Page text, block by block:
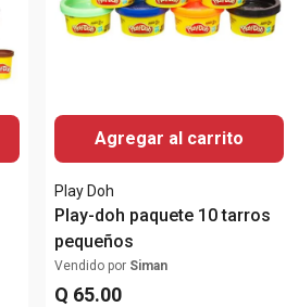
Agregar al carrito
Play Doh
Play-doh paquete 10 tarros
pequeños
Vendido por Siman
Q 65.00